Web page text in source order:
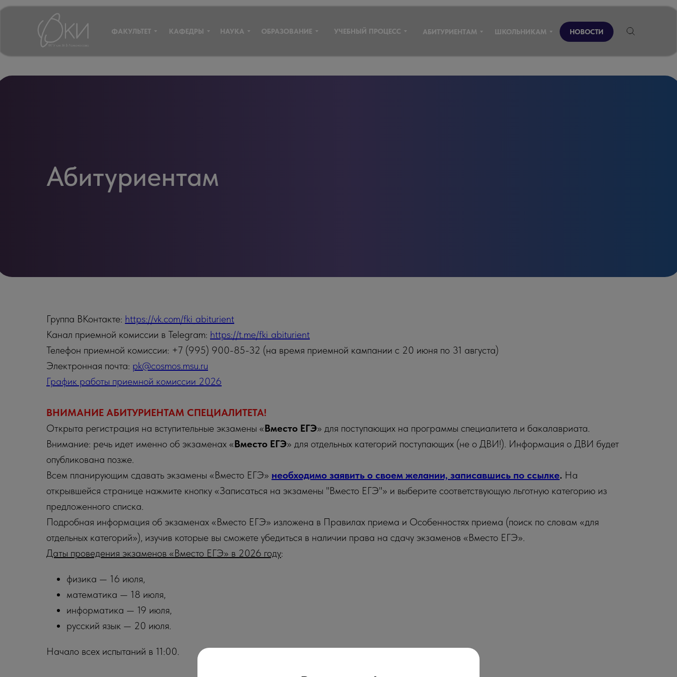
ФАКУЛЬТЕТ КАФЕДРЫ НАУКА ОБРАЗОВАНИЕ УЧЕБНЫЙ ПРОЦЕСС НОВОСТИ
ШКОЛЬНИКАМ
АБИТУРИЕНТАМ
Абитуриентам
Группа ВКонтакте: https://vk.com/fki_abiturient
Канал приемной комиссии в Telegram: https://t.me/fki_abiturient
Телефон приемной комиссии: +7 (995) 900-85-32 (на время приемной кампании с 20 июня по 31 августа)
Электронная почта: pk@cosmos.msu.ru
График работы приемной комиссии 2026
ВНИМАНИЕ АБИТУРИЕНТАМ СПЕЦИАЛИТЕТА!
Открыта регистрация на вступительные экзамены «Вместо ЕГЭ» для поступающих на программы специалитета и бакалавриата.
Внимание: речь идет именно об экзаменах «Вместо ЕГЭ» для отдельных категорий поступающих (не о ДВИ!). Информация о ДВИ будет
опубликована позже.
Всем планирующим сдавать экзамены «Вместо ЕГЭ» необходимо заявить о своем желании, записавшись по ссылке. На
открывшейся странице нажмите кнопку «Записаться на экзамены "Вместо ЕГЭ"» и выберите соответствующую льготную категорию из
предложенного списка.
Подробная информация об экзаменах «Вместо ЕГЭ» изложена в Правилах приема и Особенностях приема (поиск по словам «для
отдельных категорий»), изучив которые вы сможете убедиться в наличии права на сдачу экзаменов «Вместо ЕГЭ».
Даты проведения экзаменов «Вместо ЕГЭ» в 2026 году:
физика — 16 июля,
математика — 18 июля,
информатика — 19 июля,
русский язык — 20 июля.
Начало всех испытаний в 11:00.